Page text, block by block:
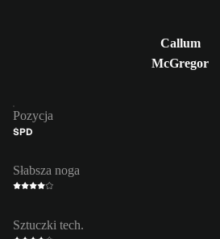
Callum
McGregor
Pozycja
ŚPD
Słabsza noga
Sztuczki tech.